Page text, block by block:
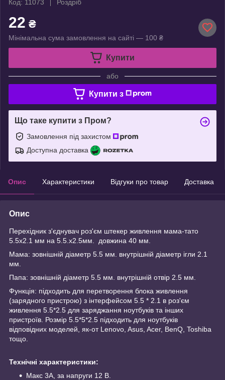
Код: 11073
Роздріб
22 ₴
Мінімальна сума замовлення на сайті — 100 ₴
Купити
або
Купити з
Що таке купити з Пром?
Замовлення під захистом
Доступна доставка
Опис Характеристики Відгуки про товар Доставка
Опис
Перехідник з'єднувач роз'єм штекер живлення мама-тато
5.5x2.1 мм на 5.5.х2.5мм. довжина 40 мм.
Мама: зовнішній діаметр 5.5 мм. внутрішній діаметр ігли 2.1
мм.
Папа: зовнішній діаметр 5.5 мм. внутрішній отвір 2.5 мм.
Функція: підходить для перетворення блока живлення
(зарядного пристрою) з інтерфейсом 5.5 * 2.1 в роз'єм
живлення 5.5*2.5 для заряджання ноутбуків та інших
пристроїв. Розмір 5.5*5*2.5 підходить для ноутбуків
відповідних моделей, як-от Lenovo, Asus, Acer, BenQ, Toshiba
тощо.
Технічні характеристики:
Макс 3A, за напруги 12 В.